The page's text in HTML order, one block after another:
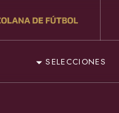
SELECCIONES